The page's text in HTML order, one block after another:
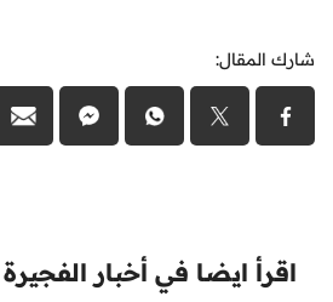
شارك المقال:
اقرأ ايضا في أخبار الفجيرة